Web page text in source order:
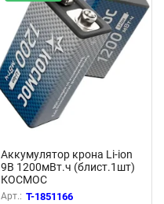
Аккумулятор крона Li-ion
9В 1200мВт.ч (блист.1шт)
КОСМОС
KOCLi9V1200mAh1BL
Арт.: T-1851166